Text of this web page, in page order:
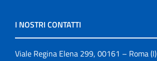
I NOSTRI CONTATTI
Viale Regina Elena 299, 00161 – Roma (I)